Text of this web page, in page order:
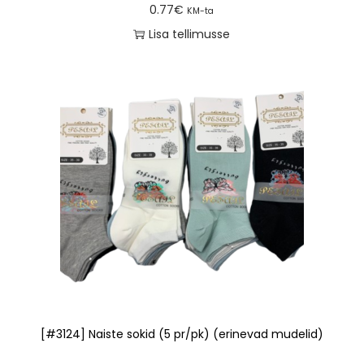
0.77€ KM-ta
Lisa tellimusse
[#3124] Naiste sokid (5 pr/pk) (erinevad mudelid)